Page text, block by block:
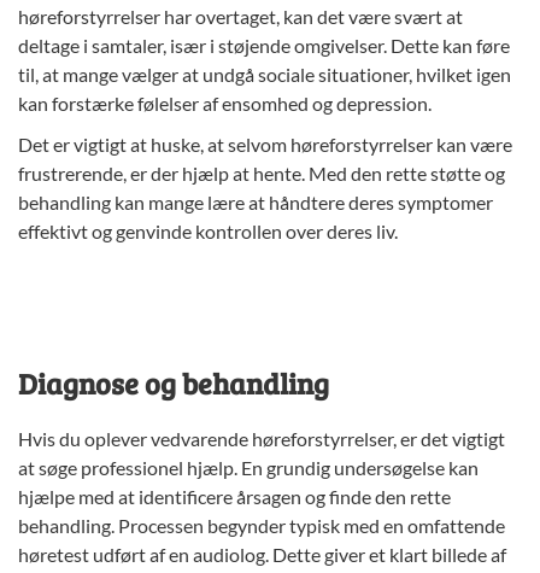
høreforstyrrelser har overtaget, kan det være svært at
deltage i samtaler, især i støjende omgivelser. Dette kan føre
til, at mange vælger at undgå sociale situationer, hvilket igen
kan forstærke følelser af ensomhed og depression.
Det er vigtigt at huske, at selvom høreforstyrrelser kan være
frustrerende, er der hjælp at hente. Med den rette støtte og
behandling kan mange lære at håndtere deres symptomer
effektivt og genvinde kontrollen over deres liv.
Diagnose og behandling
Hvis du oplever vedvarende høreforstyrrelser, er det vigtigt
at søge professionel hjælp. En grundig undersøgelse kan
hjælpe med at identificere årsagen og finde den rette
behandling. Processen begynder typisk med en omfattende
høretest udført af en audiolog. Dette giver et klart billede af